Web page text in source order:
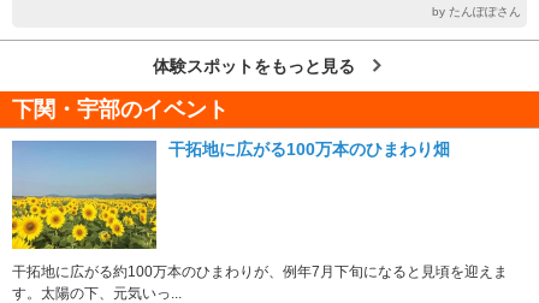
by たんぽぽさん
体験スポットをもっと見る
下関・宇部のイベント
干拓地に広がる100万本のひまわり畑
干拓地に広がる約100万本のひまわりが、例年7月下旬になると見頃を迎えま
す。太陽の下、元気いっ...